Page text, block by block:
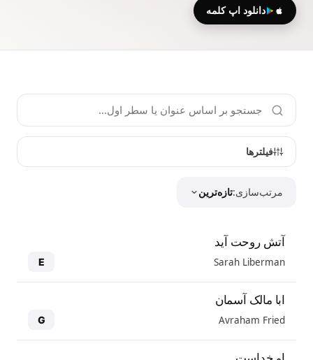
دانلود اپ کلمه
فیلترها
مرتب‌سازی:تازه‌ترین
آتش روحت آید
Sarah Liberman
E
ابا مالک آسمان
Avraham Fried
G